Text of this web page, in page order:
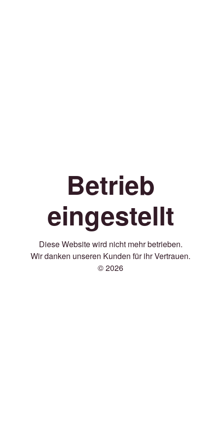
Betrieb
eingestellt
Diese Website wird nicht mehr betrieben.
Wir danken unseren Kunden für ihr Vertrauen.
© 2026